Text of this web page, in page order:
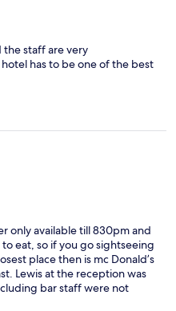
the staff are very
has to be one of the best
only available till 830pm and
eat, so if you go sightseeing
place then is mc Donald’s
Lewis at the reception was
bar staff were not